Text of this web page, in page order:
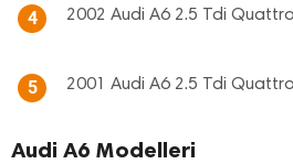
4 2002 Audi A6 2.5 Tdi Quattro
5 2001 Audi A6 2.5 Tdi Quattro
Audi A6 Modelleri